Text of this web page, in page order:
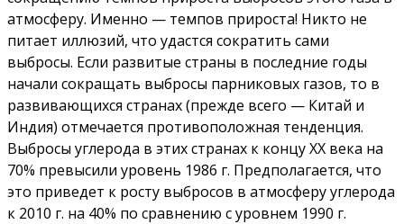
атмосферу. Именно — темпов прироста! Никто не
питает иллюзий, что удастся сократить сами
выбросы. Если развитые страны в последние годы
начали сокращать выбросы парниковых газов, то в
развивающихся странах (прежде всего — Китай и
Индия) отмечается противоположная тенденция.
Выбросы углерода в этих странах к концу XX века на
70% превысили уровень 1986 г. Предполагается, что
это приведет к росту выбросов в атмосферу углерода
к 2010 г. на 40% по сравнению с уровнем 1990 г.